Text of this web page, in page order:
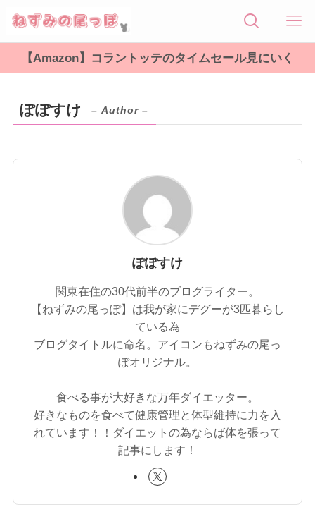
【Amazon】コラントッテのタイムセール見にいく
ぽぽすけ – Author –
ぽぽすけ
関東在住の30代前半のブログライター。
【ねずみの尾っぽ】は我が家にデグーが3匹暮らし
ている為
ブログタイトルに命名。アイコンもねずみの尾っ
ぽオリジナル。
食べる事が大好きな万年ダイエッター。
好きなものを食べて健康管理と体型維持に力を入
れています！！ダイエットの為ならば体を張って
記事にします！